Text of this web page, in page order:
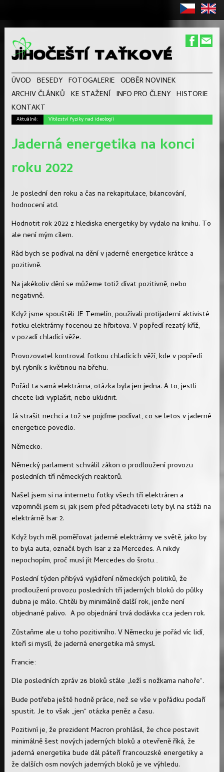
ÚVOD BESEDY FOTOGALERIE ODBĚR NOVINEK
ARCHIV ČLÁNKŮ KE STAŽENÍ INFO PRO ČLENY HISTORIE
KONTAKT
Aktuálně: Vítězství fyziky nad ideologií
Jaderná energetika na konci
roku 2022
Je poslední den roku a čas na rekapitulace, bilancování,
hodnocení atd.
Hodnotit rok 2022 z hlediska energetiky by vydalo na knihu. To
ale není mým cílem.
Rád bych se podíval na dění v jaderné energetice krátce a
pozitivně.
Na jakékoliv dění se můžeme totiž dívat pozitivně, nebo
negativně.
Když jsme spouštěli JE Temelín, používali protijaderní aktivisté
fotku elektrárny focenou ze hřbitova. V popředí rezatý kříž,
v pozadí chladící věže.
Provozovatel kontroval fotkou chladících věží, kde v popředí
byl rybník s květinou na břehu.
Pořád ta samá elektrárna, otázka byla jen jedna. A to, jestli
chcete lidi vyplašit, nebo uklidnit.
Já strašit nechci a tož se pojďme podívat, co se letos v jaderné
energetice povedlo.
Německo:
Německý parlament schválil zákon o prodloužení provozu
posledních tří německých reaktorů.
Našel jsem si na internetu fotky všech tří elektráren a
vzpomněl jsem si, jak jsem před pětadvaceti lety byl na stáži na
elektrárně Isar 2.
Když bych měl poměřovat jaderné elektrárny ve světě, jako by
to byla auta, označil bych Isar 2 za Mercedes. A nikdy
nepochopím, proč musí jít Mercedes do šrotu…
Poslední týden přibývá vyjádření německých politiků, že
prodloužení provozu posledních tří jaderných bloků do půlky
dubna je málo. Chtěli by minimálně další rok, jenže není
objednané palivo. A po objednání trvá dodávka cca jeden rok.
Zůstaňme ale u toho pozitivního. V Německu je pořád víc lidí,
kteří si myslí, že jaderná energetika má smysl.
Francie:
Dle posledních zpráv 26 bloků stále „leží s nožkama nahoře“.
Bude potřeba ještě hodně práce, než se vše v pořádku podaří
spustit. Je to však „jen“ otázka peněz a času.
Pozitivní je, že prezident Macron prohlásil, že chce postavit
minimálně šest nových jaderných bloků a otevřeně říká, že
jaderná energetika bude dál páteří francouzské energetiky a
že dalších osm nových jaderných bloků je ve výhledu.